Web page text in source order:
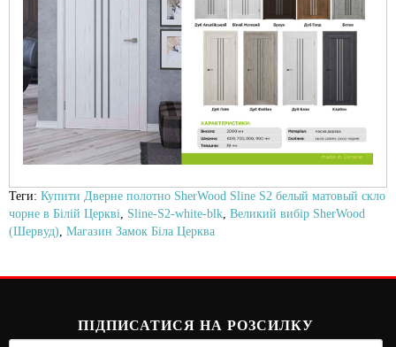
Теги: Купити Дверне полотно SherWood Sline S2 белый матовый скло
чорне в Білій Церкві
Sline-S2-white-blk Великий вибір SherWood
(Шервуд) Магазин Замок Біла Церква
ПІДПИСАТИСЯ НА РОЗСИЛКУ